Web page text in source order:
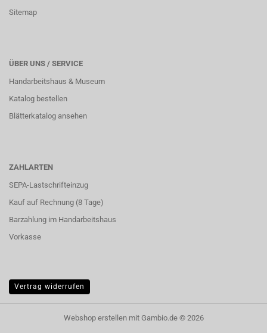
Sitemap
ÜBER UNS / SERVICE
Handarbeitshaus & Museum
Katalog bestellen
Blätterkatalog ansehen
ZAHLARTEN
SEPA-Lastschrifteinzug
Kauf auf Rechnung (8 Tage)
Barzahlung im Handarbeitshaus
Vorkasse
Vertrag widerrufen
Webshop erstellenmit Gambio.de © 2026